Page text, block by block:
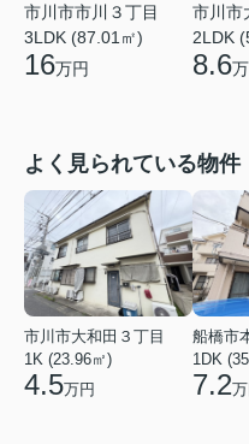
市川市市川３丁目
3LDK (87.01㎡)
16万円
市川市
2LDK
8.6
よく見られている物件
市川市大和田３丁目
1K (23.96㎡)
4.5万円
船橋市
1DK
7.2